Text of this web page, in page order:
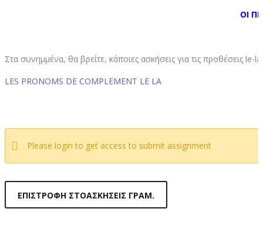
ΟΙ
Στα συνημμένα, θα βρείτε, κάποιες ασκήσεις για τις προθέσεις le-la
LES PRONOMS DE COMPLEMENT LE LA
Please login to get access to submit assignment
ΕΠΙΣΤΡΟΦΉ ΣΤΟΑΣΚΉΣΕΙΣ ΓΡΑΜ.